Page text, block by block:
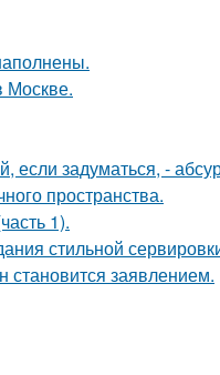
Москве.
если задуматься, -
пространства.
1).
стильной
становится заявлением.